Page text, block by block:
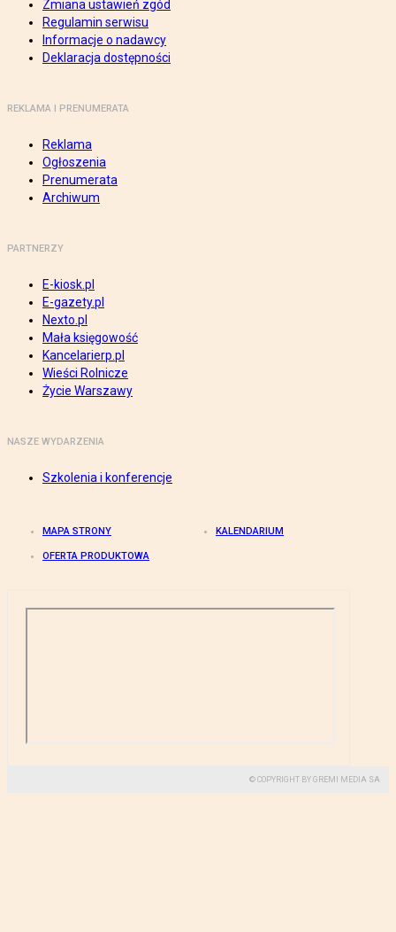
Zmiana ustawień zgód
Regulamin serwisu
Informacje o nadawcy
Deklaracja dostępności
REKLAMA I PRENUMERATA
Reklama
Ogłoszenia
Prenumerata
Archiwum
PARTNERZY
E-kiosk.pl
E-gazety.pl
Nexto.pl
Mała księgowość
Kancelarierp.pl
Wieści Rolnicze
Życie Warszawy
NASZE WYDARZENIA
Szkolenia i konferencje
MAPA STRONY KALENDARIUM
OFERTA PRODUKTOWA
© COPYRIGHT BY GREMI MEDIA SA